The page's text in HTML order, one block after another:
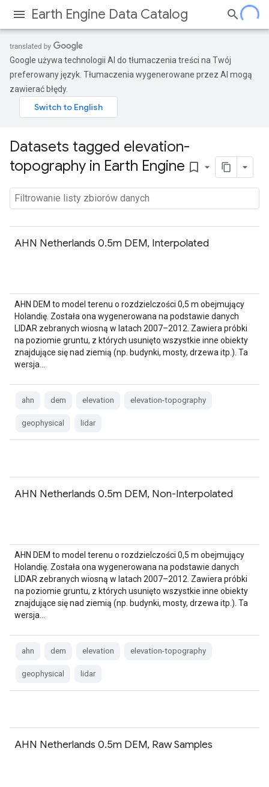
Earth Engine Data Catalog
Google używa technologii AI do tłumaczenia treści na Twój
preferowany język. Tłumaczenia wygenerowane przez AI mogą
zawierać błędy.
Datasets tagged elevation-
topography in Earth Engine bookmark_border
AHN Netherlands 0.5m DEM, Interpolated
AHN DEM to model terenu o rozdzielczości 0,5 m obejmujący
Holandię. Została ona wygenerowana na podstawie danych
LIDAR zebranych wiosną w latach 2007–2012. Zawiera próbki
na poziomie gruntu, z których usunięto wszystkie inne obiekty
znajdujące się nad ziemią (np. budynki, mosty, drzewa itp.). Ta
wersja…
ahn dem elevation elevation-topography
geophysical lidar
AHN Netherlands 0.5m DEM, Non-Interpolated
AHN DEM to model terenu o rozdzielczości 0,5 m obejmujący
Holandię. Została ona wygenerowana na podstawie danych
LIDAR zebranych wiosną w latach 2007–2012. Zawiera próbki
na poziomie gruntu, z których usunięto wszystkie inne obiekty
znajdujące się nad ziemią (np. budynki, mosty, drzewa itp.). Ta
wersja…
ahn dem elevation elevation-topography
geophysical lidar
AHN Netherlands 0.5m DEM, Raw Samples